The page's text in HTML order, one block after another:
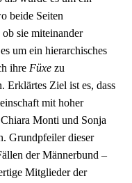
beide Seiten
sie miteinander
um ein hierarchisches
ihre Füxezu
Erklärtes Ziel ist es, dass
mit hoher
Monti und Sonja
Grundpfeiler dieser
der Männerbund –
Mitglieder der